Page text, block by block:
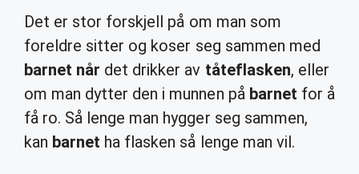
Det er stor forskjell på om man som
foreldre sitter og koser seg sammen med
barnet når det drikker av tåteflasken, eller
om man dytter den i munnen på barnet for å
få ro. Så lenge man hygger seg sammen,
kan barnet ha flasken så lenge man vil.